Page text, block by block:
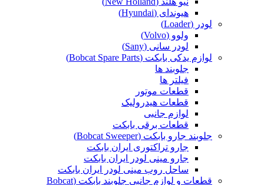
هیوندای (Hyundai)
لودر (Loader)
ولوو (Volvo)
لودر سانی (Sany)
لوازم یدکی بابکت (Bobcat Spare Parts)
جلوبند ها
فیلتر ها
قطعات موتور
قطعات هیدرولیک
لوازم جانبی
قطعات برقی بابکت
جلوبند جارو بابکت (Bobcat Sweeper)
جارو تراکتوری ایران بابکت
جارو مینی لودر ایران بابکت
ساحل روب مینی لودر ایران بابکت
قطعات و لوازم جانبی جلوبند بابکت (Bobcat